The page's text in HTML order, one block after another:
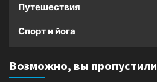
Путешествия
Спорт и йога
Возможно, вы пропустили